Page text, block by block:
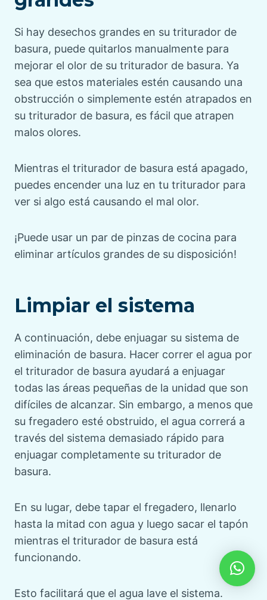
Si hay desechos grandes en su triturador de
basura, puede quitarlos manualmente para
mejorar el olor de su triturador de basura. Ya
sea que estos materiales estén causando una
obstrucción o simplemente estén atrapados en
su triturador de basura, es fácil que atrapen
malos olores.
Mientras el triturador de basura está apagado,
puedes encender una luz en tu triturador para
ver si algo está causando el mal olor.
¡Puede usar un par de pinzas de cocina para
eliminar artículos grandes de su disposición!
Limpiar el sistema
A continuación, debe enjuagar su sistema de
eliminación de basura. Hacer correr el agua por
el triturador de basura ayudará a enjuagar
todas las áreas pequeñas de la unidad que son
difíciles de alcanzar. Sin embargo, a menos que
su fregadero esté obstruido, el agua correrá a
través del sistema demasiado rápido para
enjuagar completamente su triturador de
basura.
En su lugar, debe tapar el fregadero, llenarlo
hasta la mitad con agua y luego sacar el tapón
mientras el triturador de basura está
funcionando.
Esto facilitará que el agua lave el sistema.